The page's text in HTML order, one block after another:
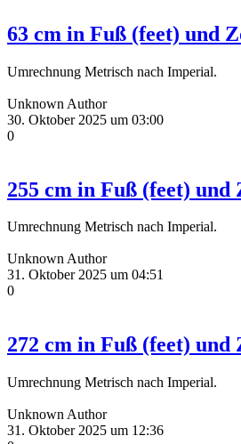
63 cm in Fuß (feet) und
Umrechnung Metrisch nach Imperial.
Unknown Author
30. Oktober 2025 um 03:00
0
255 cm in Fuß (feet) und
Umrechnung Metrisch nach Imperial.
Unknown Author
31. Oktober 2025 um 04:51
0
272 cm in Fuß (feet) und
Umrechnung Metrisch nach Imperial.
Unknown Author
31. Oktober 2025 um 12:36